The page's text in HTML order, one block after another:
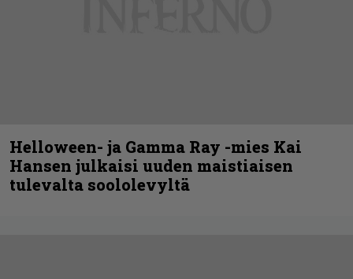
Helloween- ja Gamma Ray -mies Kai
Hansen julkaisi uuden maistiaisen
tulevalta soololevyltä